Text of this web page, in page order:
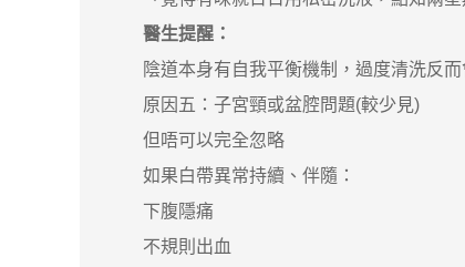
醫生提醒：
陰道本身有自我平衡機制，過度清洗反而
原因五：子宮頸或盆腔問題(較少見)
但唔可以完全忽略
如果白帶異常持續、伴隨：
下腹隱痛
不規則出血